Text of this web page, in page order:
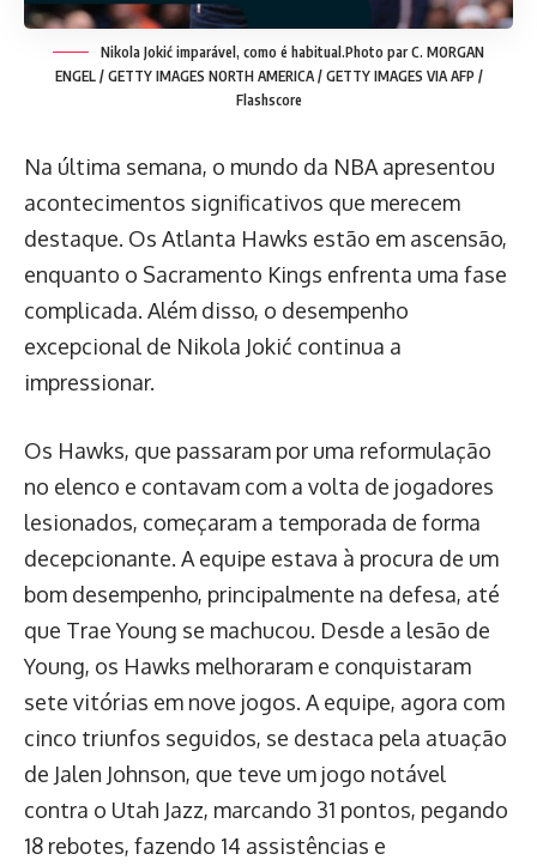
Nikola Jokić imparável, como é habitual.Photo par C. MORGAN
ENGEL / GETTY IMAGES NORTH AMERICA / GETTY IMAGES VIA AFP /
Flashscore
Na última semana, o mundo da NBA apresentou
acontecimentos significativos que merecem
destaque. Os Atlanta Hawks estão em ascensão,
enquanto o Sacramento Kings enfrenta uma fase
complicada. Além disso, o desempenho
excepcional de Nikola Jokić continua a
impressionar.
Os Hawks, que passaram por uma reformulação
no elenco e contavam com a volta de jogadores
lesionados, começaram a temporada de forma
decepcionante. A equipe estava à procura de um
bom desempenho, principalmente na defesa, até
que Trae Young se machucou. Desde a lesão de
Young, os Hawks melhoraram e conquistaram
sete vitórias em nove jogos. A equipe, agora com
cinco triunfos seguidos, se destaca pela atuação
de Jalen Johnson, que teve um jogo notável
contra o Utah Jazz, marcando 31 pontos, pegando
18 rebotes, fazendo 14 assistências e